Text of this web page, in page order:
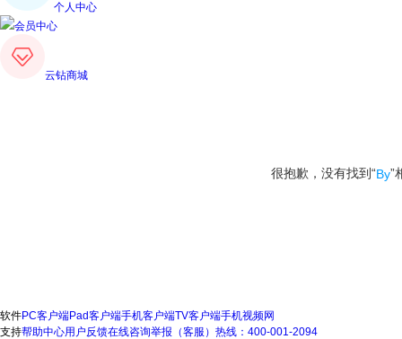
个人中心
会员中心
云钻商城
很抱歉，没有找到“By”
软件PC客户端Pad客户端手机客户端TV客户端手机视频网
支持帮助中心用户反馈在线咨询举报（客服）热线：400-001-2094